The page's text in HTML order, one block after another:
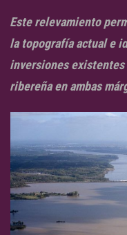
Este relevamiento
la topografía actual e
inversiones existentes
ribereña en ambas